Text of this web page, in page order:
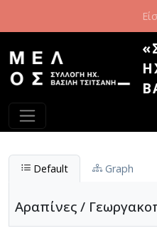
Default Graph
Αραπίνες /